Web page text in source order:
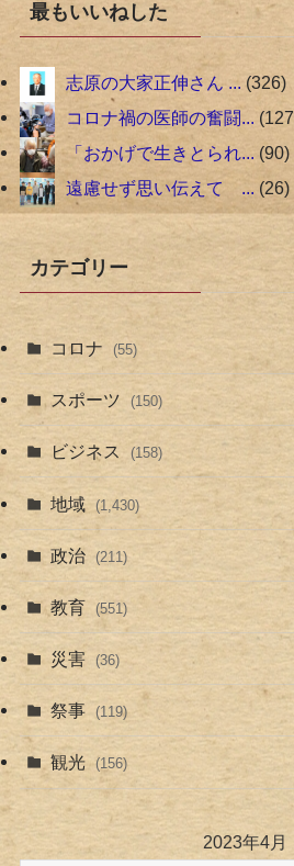
最もいいねした
志原の大家正伸さん ... 326
コロナ禍の医師の奮闘... 127
「おかげで生きとられ... 90
遠慮せず思い伝えて ... 26
カテゴリー
コロナ (55)
スポーツ (150)
ビジネス (158)
地域 (1,430)
政治 (211)
教育 (551)
災害 (36)
祭事 (119)
観光 (156)
2023年4月